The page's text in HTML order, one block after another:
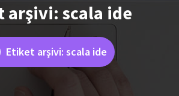
arşivi: scala ide
Etiket arşivi: scala ide